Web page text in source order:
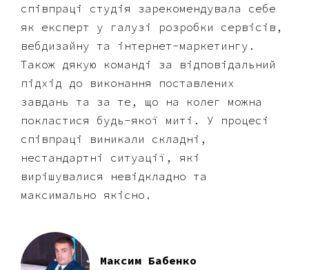
співпраці студія зарекомендувала себе
як експерт у галузі розробки сервісів,
вебдизайну та інтернет-маркетингу.
Також дякую команді за відповідальний
підхід до виконання поставлених
завдань та за те, що на колег можна
покластися будь-якої миті. У процесі
співпраці виникали складні,
нестандартні ситуації, які
вирішувалися невідкладно та
максимально якісно.
Максим Бабенко